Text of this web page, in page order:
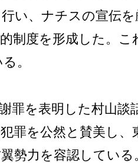
い、ナチスの宣伝を
制度を形成した。こ
。
罪を表明した村山談
罪を公然と賛美し、
勢力を容認している